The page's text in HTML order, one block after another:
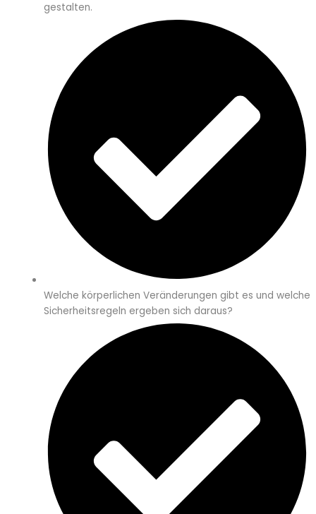
gestalten.
Welche körperlichen Veränderungen gibt es und welche
Sicherheitsregeln ergeben sich daraus?